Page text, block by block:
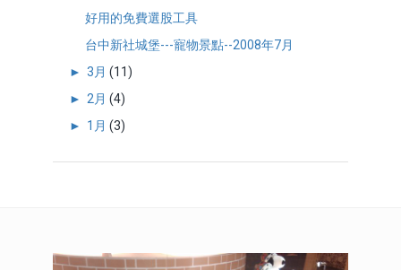
好用的免費選股工具
台中新社城堡---寵物景點--2008年7月
►3月(11)
►2月(4)
► 1月(3)